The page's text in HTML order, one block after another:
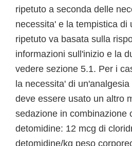
ripetuto a seconda delle
necessita' e la tempistica di
ripetuto va basata sulla
informazioni sull'inizio e la
vedere sezione 5.1. Per i
la necessita' di
deve essere usato un altro
sedazione in combinazione
detomidine: 12 mcg di
detomidine/kg peso